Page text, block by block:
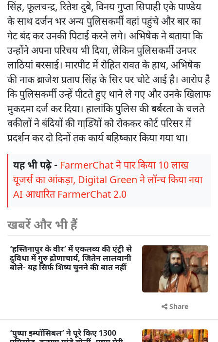
सिंह, फूलचन्द्र, रितेश दुबे, विनय गुप्ता सिपाही एके पाण्डेय
के साथ दर्जन भर अन्य पुलिसकर्मी वहां पहुंचे और बार का
गेट बंद कर उनकी पिटाई करने लगे। अभिषेक ने बताया कि
उन्होंने अपना परिचय भी दिया, लेकिन पुलिसकर्मी उनपर
लाठियां बरसाई। मारपीट में रोहित रावत के हाथ, अभिषेक
की नाक ब्राजेश प्रताप सिंह के सिर पर चोटे आई है। आरोप है
कि पुलिसकर्मी उन्हें पीटते हुए थाने ले गए और उनके खिलाफ
मुकदमा दर्ज कर दिया। हालांकि पुलिस की बर्बरता के चलते
वकीलों ने बंदियों की गाडि़यों को रोककर कोर्ट परिसर में
प्रदर्शन कर दो दिनों तक कार्य बहिष्कार किया गया था।
यह भी पढ़े - FarmerChat ने पार किया 10 लाख
यूजर्स का आंकड़ा, Digital Green ने लॉन्च किया नया
AI आधारित FarmerChat 2.0
खबरें और भी हैं
‘हस्तिनापुर के वीर’ में एकलव्य की एंट्री से
दुविधा में गुरु द्रोणाचार्य, जितेन लालवानी
बोले- यह सिर्फ शिष्य चुनने की बात नहीं
Share
‘पुष्पा इम्पॉसिबल’ ने पूरे किए 1300